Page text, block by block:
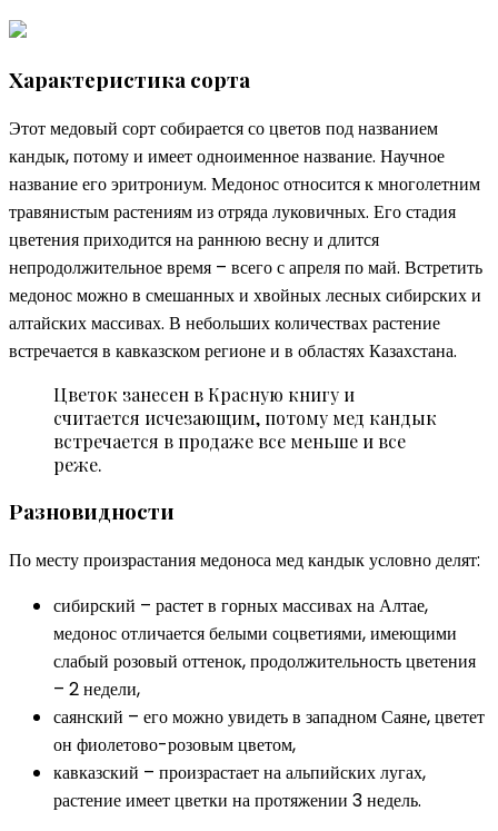
Характеристика сорта
Этот медовый сорт собирается со цветов под названием
кандык, потому и имеет одноименное название. Научное
название его эритрониум. Медонос относится к многолетним
травянистым растениям из отряда луковичных. Его стадия
цветения приходится на раннюю весну и длится
непродолжительное время – всего с апреля по май. Встретить
медонос можно в смешанных и хвойных лесных сибирских и
алтайских массивах. В небольших количествах растение
встречается в кавказском регионе и в областях Казахстана.
Цветок занесен в Красную книгу и
считается исчезающим, потому мед кандык
встречается в продаже все меньше и все
реже.
Разновидности
По месту произрастания медоноса мед кандык условно делят:
сибирский – растет в горных массивах на Алтае,
медонос отличается белыми соцветиями, имеющими
слабый розовый оттенок, продолжительность цветения
– 2 недели,
саянский – его можно увидеть в западном Саяне, цветет
он фиолетово-розовым цветом,
кавказский – произрастает на альпийских лугах,
растение имеет цветки на протяжении 3 недель.